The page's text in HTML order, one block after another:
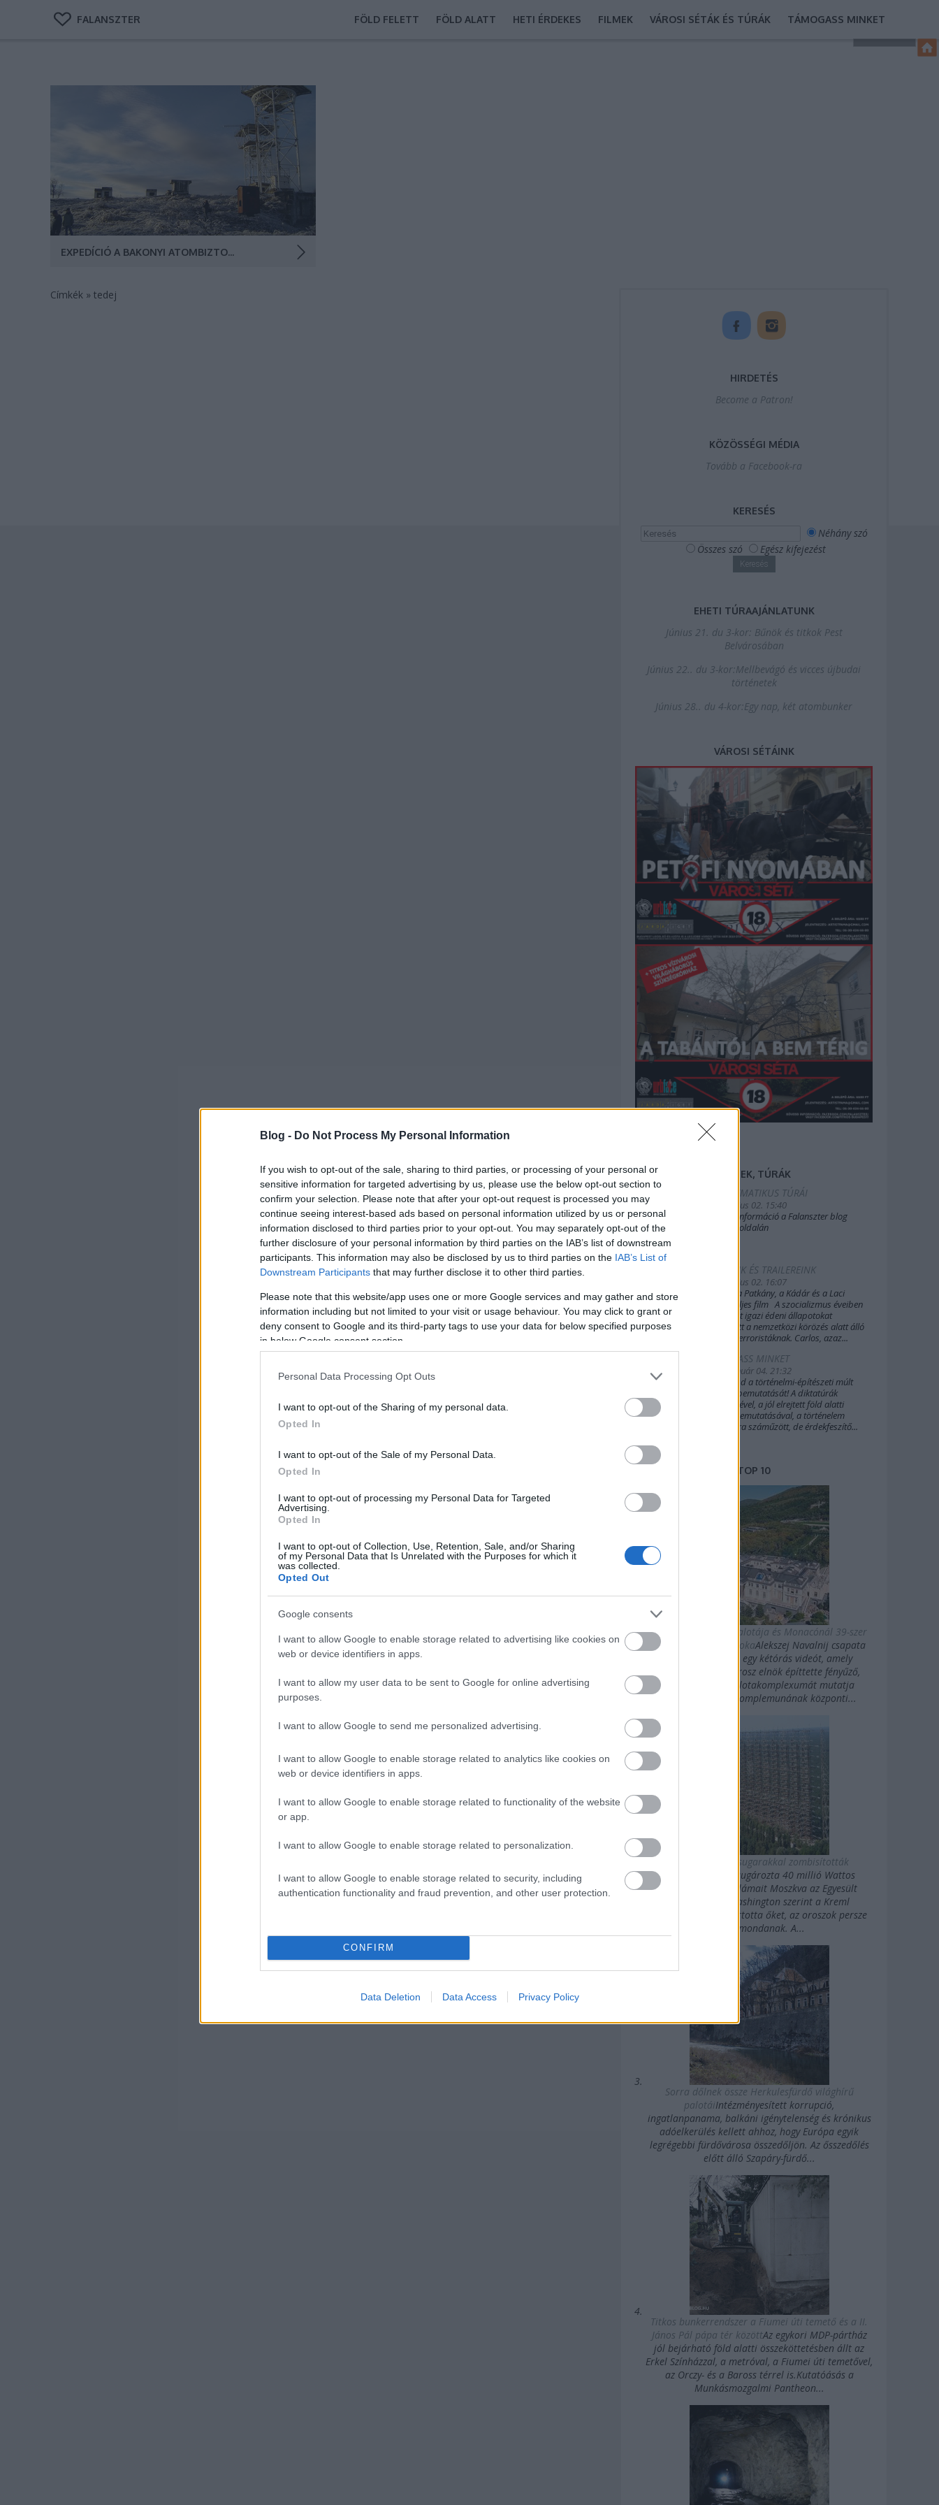
Blog - Do Not Process My Personal Information
If you wish to opt-out of the sale, sharing to third parties, or processing of your personal or
sensitive information for targeted advertising by us, please use the below opt-out section to
confirm your selection. Please note that after your opt-out request is processed you may
continue seeing interest-based ads based on personal information utilized by us or personal
information disclosed to third parties prior to your opt-out. You may separately opt-out of the
further disclosure of your personal information by third parties on the IAB’s list of downstream
participants. This information may also be disclosed by us to third parties on the IAB’s List of
Downstream Participants that may further disclose it to other third parties.
Please note that this website/app uses one or more Google services and may gather and store
information including but not limited to your visit or usage behaviour. You may click to grant or
deny consent to Google and its third-party tags to use your data for below specified purposes
in below Google consent section.
Personal Data Processing Opt Outs
I want to opt-out of the Sharing of my personal data.
Opted In
I want to opt-out of the Sale of my Personal Data.
Opted In
I want to opt-out of processing my Personal Data for Targeted
Advertising.
Opted In
I want to opt-out of Collection, Use, Retention, Sale, and/or Sharing
of my Personal Data that Is Unrelated with the Purposes for which it
was collected.
Opted Out
Google consents
I want to allow Google to enable storage related to advertising like cookies on
web or device identifiers in apps.
I want to allow my user data to be sent to Google for online advertising
purposes.
I want to allow Google to send me personalized advertising.
I want to allow Google to enable storage related to analytics like cookies on
web or device identifiers in apps.
I want to allow Google to enable storage related to functionality of the website
or app.
I want to allow Google to enable storage related to personalization.
I want to allow Google to enable storage related to security, including
authentication functionality and fraud prevention, and other user protection.
CONFIRM
Data Deletion Data Access Privacy Policy
FALANSZTER FÖLD FELETT FÖLD ALATT HETI ÉRDEKES FILMEK VÁROSI SÉTÁK ÉS TÚRÁK TÁMOGASS MINKET
A Bakony egyik csúcsába rejtett titkos harcálláspont
felelt volna Moszkva, és a NATO ellen az osztrák-olasz
fronton harcoló magyar és szovjet alakulatok közötti
kommunikációs összekötéséért. Szovjet vasszörnyek a
Bakony csúcsán (Fotó: Kizmus Szabolcs/Hadsz)
EXPEDÍCIÓ A BAKONYI ATOMBIZTOS SZOVJET VASSZÖRNYHÖZ
Címkék » tedej
HIRDETÉS
Become a Patron!
KÖZÖSSÉGI MÉDIA
Tovább a Facebook-ra
KERESÉS
Néhány szó
Összes szó
Egész kifejezést
EHETI TÚRAAJÁNLATUNK
Június 21. du 3-kor: Bűnök és titkok Pest
Belvárosában
Június 22.. du 3-kor:Mellbevágó és vicces újbudai
történetek
Június 28.. du 4-kor:Egy nap, két atombunker
VÁROSI SÉTÁINK
FILMEK, TÚRÁK
2025.TEMATIKUS TÚRÁI
2019. július 02. 15:40
Bővebb információ a Falanszter blog
oldal FB-oldalán
FILMEINK ÉS TRAILEREINK
2019. július 02. 16:07
A Sakál, a Patkány, a Kádár és a Laci
(2022) teljes film A szocializmus éveiben
Budapest igazi édeni állapotokat
biztosított a nemzetközi körözés alatt álló
külföldi terroristáknak. Carlos, azaz...
TÁMOGASS MINKET
2020. január 04. 21:32
Támogasd a történelmi-építészeti múlt
további bemutatását! A diktatúrák
építészetével, a jól elrejtett föld alatti
világok bemutatásával, a történelem
margójára száműzött, de érdekfeszítő...
TOP 10
Putyin titkos luxuspalotája és Monacónál 39-szer
nagyobb magánbirtokaAlekszej Navalnij csapata
kedden közzétett egy kétórás videót, amely
Vlagyimir Putyin orosz elnök építtette fényűző,
Fekete-tengeri palotakomplexumát mutatja
be.Putyin palotakomplemunának központi...
Az oroszok gigasugarakkal zombisították
10 évig sugározta 40 millió Wattos
erősségű rövidhullámait Moszkva az Egyesült
Államok felé. Washington szerint a Kreml
agykontroll alatt tartotta őket, az oroszok persze
mást mondanak. A...
Sorra dőlnek össze Herkulesfürdő világhírű
palotáiIntézményesített korrupció,
ingatlanpanama, balkáni igénytelenség és krónikus
adóelkerülés kellett ahhoz, hogy Európa egyik
legrégebbi fürdővárosa összedőljön. Az ősszedőlés
előtt álló Szapáry-fürdő...
Titkos bunkerrendszer a Fiumei úti temető és a II.
János Pál pápa tér közöttAz egykori MDP-pártház
jól bejárható föld alatti összeköttetésben állt az
Erkel Színházzal, a metróval, a Fiumei úti temetővel,
az Orczy- és a Baross térrel is.Kutatóásás a
Munkásmozgalmi Pantheon...